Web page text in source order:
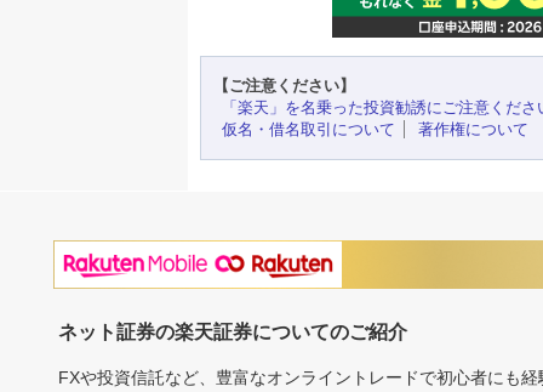
【ご注意ください】
「楽天」を名乗った投資勧誘にご注意くださ
仮名・借名取引について
著作権について
ネット証券の楽天証券についてのご紹介
FXや投資信託など、豊富なオンライントレードで初心者にも